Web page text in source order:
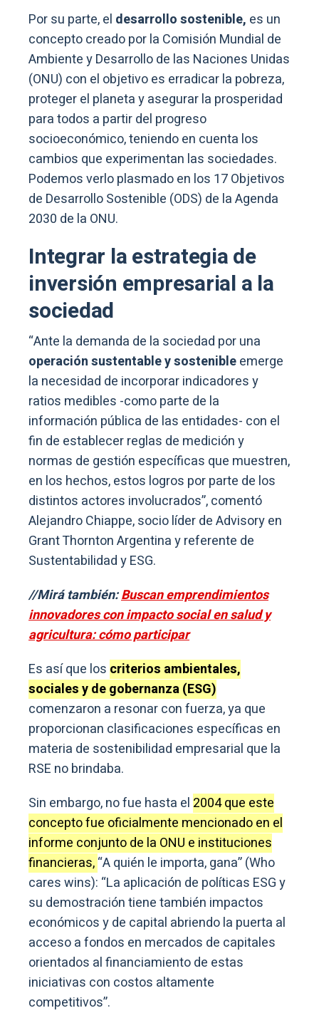
Por su parte, el desarrollo sostenible, es un
concepto creado por la Comisión Mundial de
Ambiente y Desarrollo de las Naciones Unidas
(ONU) con el objetivo es erradicar la pobreza,
proteger el planeta y asegurar la prosperidad
para todos a partir del progreso
socioeconómico, teniendo en cuenta los
cambios que experimentan las sociedades.
Podemos verlo plasmado en los 17 Objetivos
de Desarrollo Sostenible (ODS) de la Agenda
2030 de la ONU.
Integrar la estrategia de
inversión empresarial a la
sociedad
“Ante la demanda de la sociedad por una
operación sustentable y sostenibleemerge
la necesidad de incorporar indicadores y
ratios medibles -como parte de la
información pública de las entidades- con el
fin de establecer reglas de medición y
normas de gestión específicas que muestren,
en los hechos, estos logros por parte de los
distintos actores involucrados”, comentó
Alejandro Chiappe, socio líder de Advisory en
Grant Thornton Argentina y referente de
Sustentabilidad y ESG.
//Mirá también:Buscan emprendimientos
innovadores con impacto social en salud y
agricultura: cómo participar
Es así que los criterios ambientales,
sociales y de gobernanza (ESG)
comenzaron a resonar con fuerza, ya que
proporcionan clasificaciones específicas en
materia de sostenibilidad empresarial que la
RSE no brindaba.
Sin embargo, no fue hasta el 2004 que este
concepto fue oficialmente mencionado en el
informe conjunto de la ONU e instituciones
financieras,“A quién le importa, gana” (Who
cares wins): “La aplicación de políticas ESG y
su demostración tiene también impactos
económicos y de capital abriendo la puerta al
acceso a fondos en mercados de capitales
orientados al financiamiento de estas
iniciativas con costos altamente
competitivos”.